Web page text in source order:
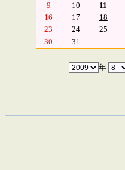
9
10 11
16
17 18
23
24 25
30
31
年